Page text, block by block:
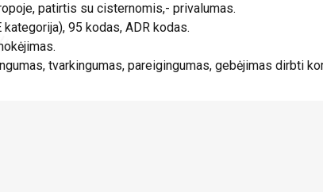
patirtis su cisternomis,- privalumas.
95 kodas, ADR kodas.
tvarkingumas, pareigingumas, gebėjimas dirbti